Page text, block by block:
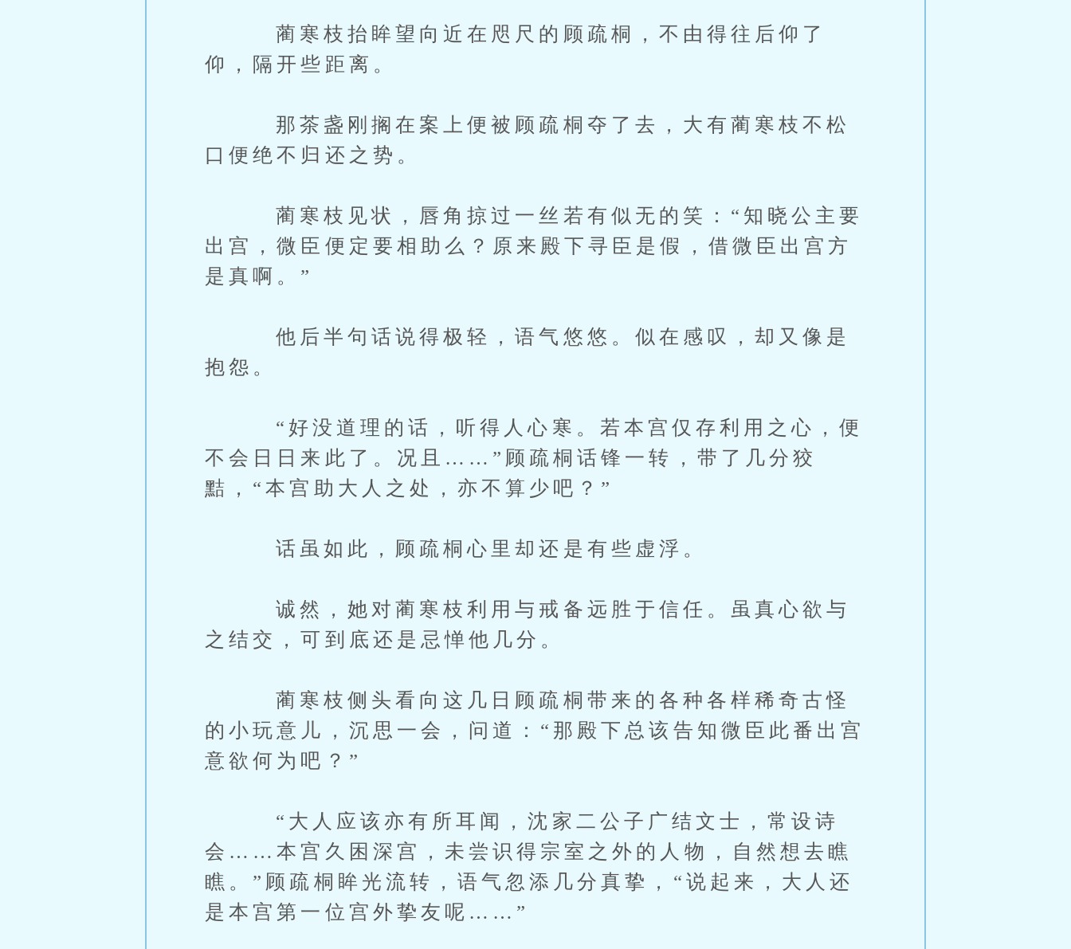
蔺寒枝抬眸望向近在咫尺的顾疏桐，不由得往后仰了
仰，隔开些距离。
那茶盏刚搁在案上便被顾疏桐夺了去，大有蔺寒枝不松
口便绝不归还之势。
蔺寒枝见状，唇角掠过一丝若有似无的笑：“知晓公主要
出宫，微臣便定要相助么？原来殿下寻臣是假，借微臣出宫方
是真啊。”
他后半句话说得极轻，语气悠悠。似在感叹，却又像是
抱怨。
“好没道理的话，听得人心寒。若本宫仅存利用之心，便
不会日日来此了。况且……”顾疏桐话锋一转，带了几分狡
黠，“本宫助大人之处，亦不算少吧？”
话虽如此，顾疏桐心里却还是有些虚浮。
诚然，她对蔺寒枝利用与戒备远胜于信任。虽真心欲与
之结交，可到底还是忌惮他几分。
蔺寒枝侧头看向这几日顾疏桐带来的各种各样稀奇古怪
的小玩意儿，沉思一会，问道：“那殿下总该告知微臣此番出宫
意欲何为吧？”
“大人应该亦有所耳闻，沈家二公子广结文士，常设诗
会……本宫久困深宫，未尝识得宗室之外的人物，自然想去瞧
瞧。”顾疏桐眸光流转，语气忽添几分真挚，“说起来，大人还
是本宫第一位宫外挚友呢……”